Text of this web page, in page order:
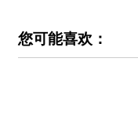
您可能喜欢：